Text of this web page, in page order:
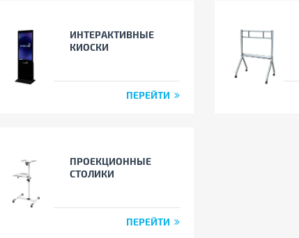
ИНТЕРАКТИВНЫЕ
КИОСКИ
ПЕРЕЙТИ
ПРОЕКЦИОННЫЕ
СТОЛИКИ
ПЕРЕЙТИ